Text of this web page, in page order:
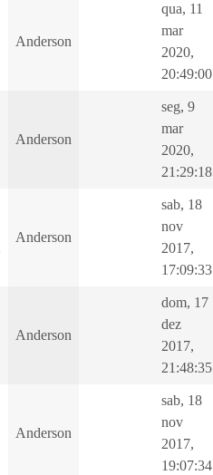
Anderson
qua, 11
mar
2020,
20:49:00
Anderson
seg, 9
mar
2020,
21:29:18
Anderson
sab, 18
nov
2017,
17:09:33
Anderson
dom, 17
dez
2017,
21:48:35
Anderson
sab, 18
nov
2017,
19:07:34